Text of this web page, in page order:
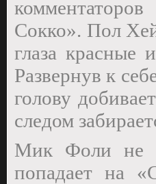
Сокко». Пол
глаза красные
Развернув к
голову
следом
Мик Фоли не
попадает на